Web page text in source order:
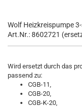
Wolf Heizkreispumpe
Art.Nr.: 8602721
Wird ersetzt durch das
passend zu:
CGB-11,
CGB-20,
CGB-K-20,